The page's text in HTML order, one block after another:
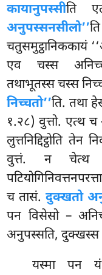
कायानुपस्सीति
अनुपस्सनसीलो’’
चतुसमुट्ठानिककायं
एव चस्स
तथाभूतस्स चस्स
निच्चतो’’ति. तथा
१.२८) वुत्तो. एत्थ
लुत्तनिद्दिट्ठोति तेन
वुत्तं. न चेत्थ
च तासं. दुक्खतो
पन विसेसो –
अनुपस्सति, दुक्खस्स
यस्मा पन